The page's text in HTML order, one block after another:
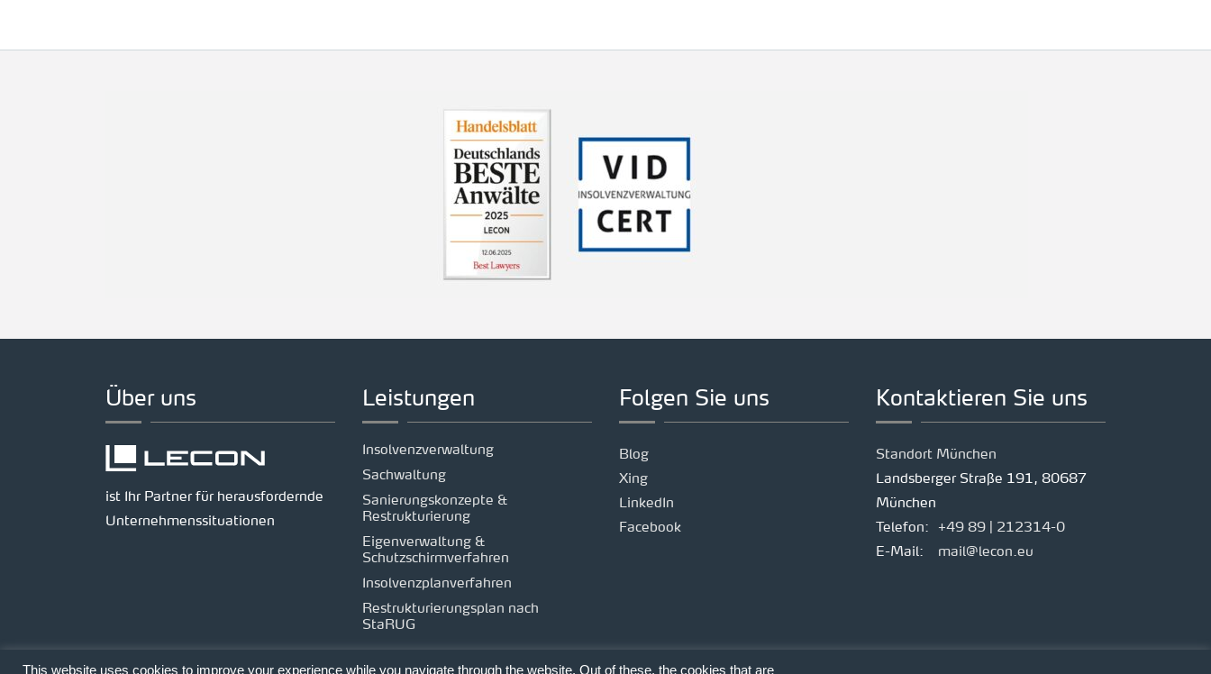
Über uns
ist Ihr Partner für herausfordernde
Unternehmenssituationen
Leistungen
Insolvenzverwaltung
Sachwaltung
Sanierungskonzepte &
Restrukturierung
Eigenverwaltung &
Schutzschirmverfahren
Insolvenzplanverfahren
Restrukturierungsplan nach
StaRUG
Folgen Sie uns
Blog
Xing
LinkedIn
Facebook
Kontaktieren Sie uns
Standort München
Landsberger Straße 191, 80687
München
Telefon:
+49 89 | 212314-0
E-Mail:
mail@lecon.eu
This website uses cookies to improve your experience while you navigate through the website. Out of these, the cookies that are